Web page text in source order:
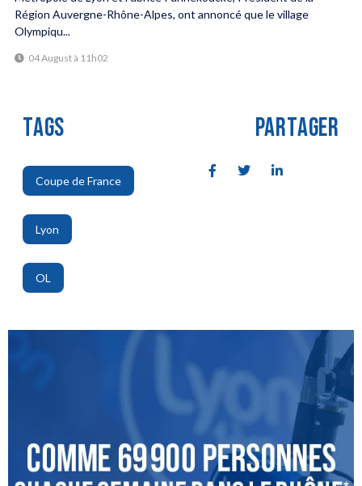
Région Auvergne-Rhône-Alpes, ont annoncé que le village
Olympiqu...
04 August à 11h02
TAGS
Coupe de France
,
Lyon
,
OL
PARTAGER